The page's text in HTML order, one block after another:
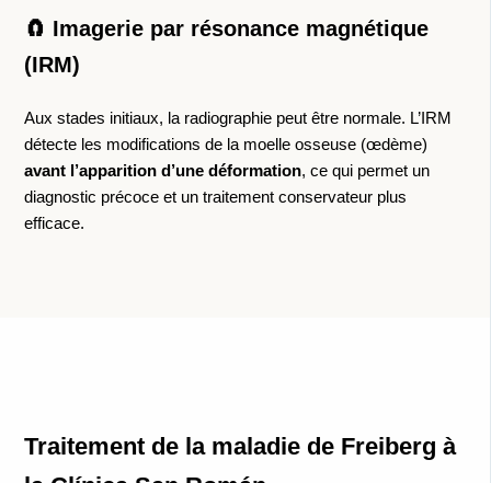
🧲 Imagerie par résonance magnétique
(IRM)
Aux stades initiaux, la radiographie peut être normale. L’IRM
détecte les modifications de la moelle osseuse (œdème)
avant l’apparition d’une déformation, ce qui permet un
diagnostic précoce et un traitement conservateur plus
efficace.
Traitement de la maladie de Freiberg à